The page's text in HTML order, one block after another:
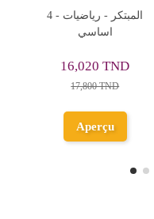
المثابرة للنجاح
الثلاثي الاول - 4 اساسي
6,255 TND